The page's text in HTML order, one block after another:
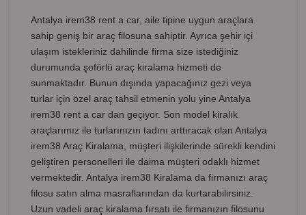
Antalya irem38 rent a car, aile tipine uygun araçlara
sahip geniş bir araç filosuna sahiptir. Ayrıca şehir içi
ulaşım istekleriniz dahilinde firma size istediğiniz
durumunda şoförlü araç kiralama hizmeti de
sunmaktadır. Bunun dışında yapacağınız gezi veya
turlar için özel araç tahsil etmenin yolu yine Antalya
irem38 rent a car dan geçiyor. Son model kiralık
araçlarımız ile turlarınızın tadını arttıracak olan Antalya
irem38 Araç Kiralama, müşteri ilişkilerinde sürekli kendini
geliştiren personelleri ile daima müşteri odaklı hizmet
vermektedir. Antalya irem38 Kiralama da firmanızı araç
filosu satın alma masraflarından da kurtarabilirsiniz.
Uzun vadeli araç kiralama fırsatı ile firmanızın filosunu